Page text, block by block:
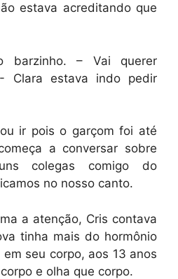
estava acreditando que
barzinho. – Vai querer
Clara estava indo pedir
ir pois o garçom foi até
a conversar sobre
colegas comigo do
no nosso canto.
a atenção, Cris contava
tinha mais do hormônio
seu corpo, aos 13 anos
e olha que corpo.